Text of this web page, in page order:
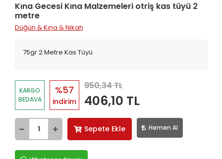
Kına Gecesi Kına Malzemeleri otriş kas tüyü 2
metre
Düğün & Kına & Nikah
75gr 2 Metre Kas Tüyü
KARGO
BEDAVA
%57
indirim
950,34 TL
406,10 TL
Sepete Ekle Hemen Al